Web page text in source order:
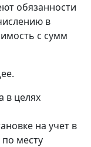
обязанности
в
с сумм
в целях
на учет в
по месту